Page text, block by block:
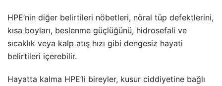
HPE’nin diğer belirtileri nöbetleri, nöral tüp defektlerini,
kısa boyları, beslenme güçlüğünü, hidrosefali ve
sıcaklık veya kalp atış hızı gibi dengesiz hayati
belirtileri içerebilir.
Hayatta kalma HPE’li bireyler, kusur ciddiyetine bağlı